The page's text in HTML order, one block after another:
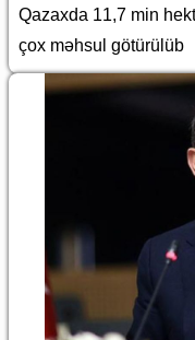
Qazaxda 11,7 min
çox məhsul götürülüb